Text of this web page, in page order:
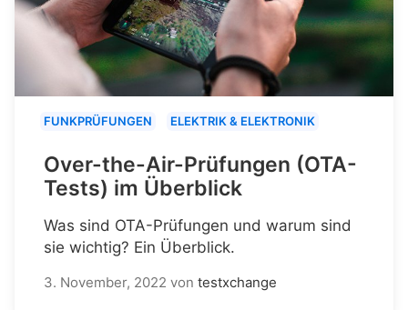
FUNKPRÜFUNGEN ELEKTRIK & ELEKTRONIK
Over-the-Air-Prüfungen (OTA-
Tests) im Überblick
Was sind OTA-Prüfungen und warum sind
sie wichtig? Ein Überblick.
3. November, 2022 von testxchange